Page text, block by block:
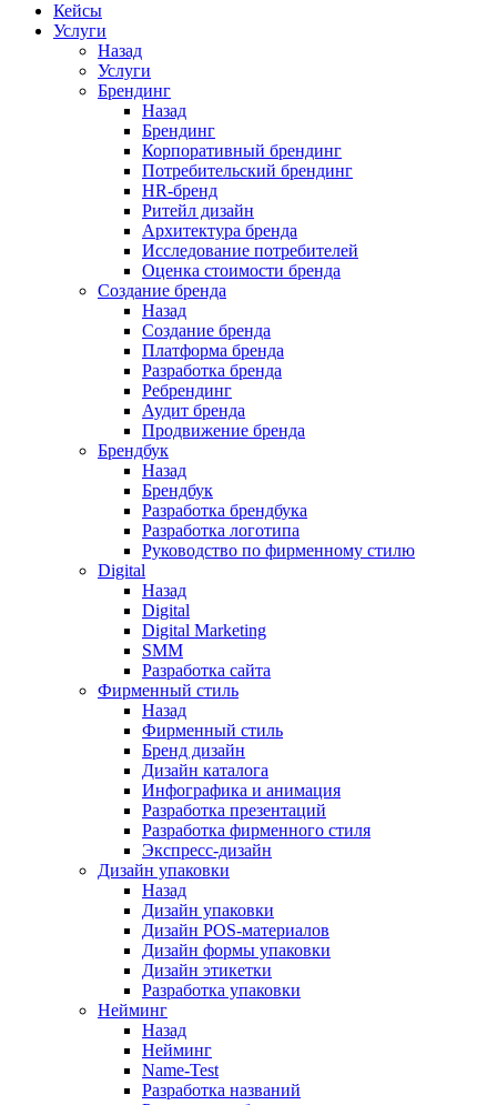
Кейсы
Услуги
Назад
Услуги
Брендинг
Назад
Брендинг
Корпоративный брендинг
Потребительский брендинг
НR-бренд
Ритейл дизайн
Архитектура бренда
Исследование потребителей
Оценка стоимости бренда
Создание бренда
Назад
Создание бренда
Платформа бренда
Разработка бренда
Ребрендинг
Аудит бренда
Продвижение бренда
Брендбук
Назад
Брендбук
Разработка брендбука
Разработка логотипа
Руководство по фирменному стилю
Digital
Назад
Digital
Digital Marketing
SMM
Разработка сайта
Фирменный стиль
Назад
Фирменный стиль
Бренд дизайн
Дизайн каталога
Инфографика и анимация
Разработка презентаций
Разработка фирменного стиля
Экспресс-дизайн
Дизайн упаковки
Назад
Дизайн упаковки
Дизайн POS-материалов
Дизайн формы упаковки
Дизайн этикетки
Разработка упаковки
Нейминг
Назад
Нейминг
Name-Test
Разработка названий